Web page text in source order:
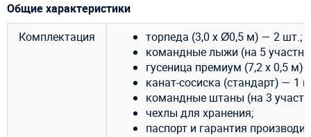
Общие характеристики
Комплектация
торпеда (3,0 х Ø0,5 м) — 2 шт.;
командные лыжи (на 5
гусеница премиум (7,2 х 0,5 м)
канат-сосиска (стандарт) — 1
командные штаны (на 3
чехлы для хранения;
паспорт и гарантия